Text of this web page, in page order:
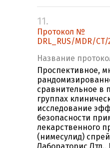
11.
Протокол №
DRL_RUS/MDR/
Название
Проспективное,
сравнительное в
группах
исследование
безопасности
лекарственного
(нимесулид)